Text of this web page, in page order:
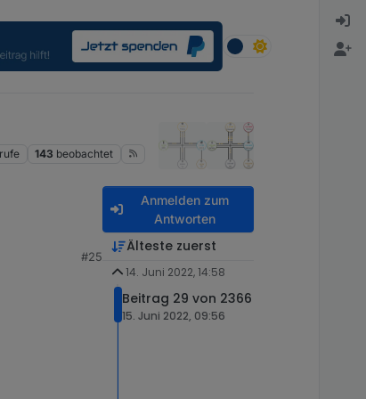
143 beobachtet
#25
Anmelden zum
Antworten
Älteste zuerst
14. Juni 2022, 14:58
Beitrag 29 von 2366
15. Juni 2022, 09:56